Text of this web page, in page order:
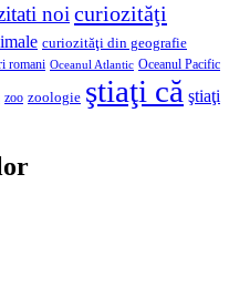
noicuriozităţi
curiozităţi din geografie
romani Oceanul Atlantic Oceanul Pacific
zoo zoologie ştiaţi că ştiaţi